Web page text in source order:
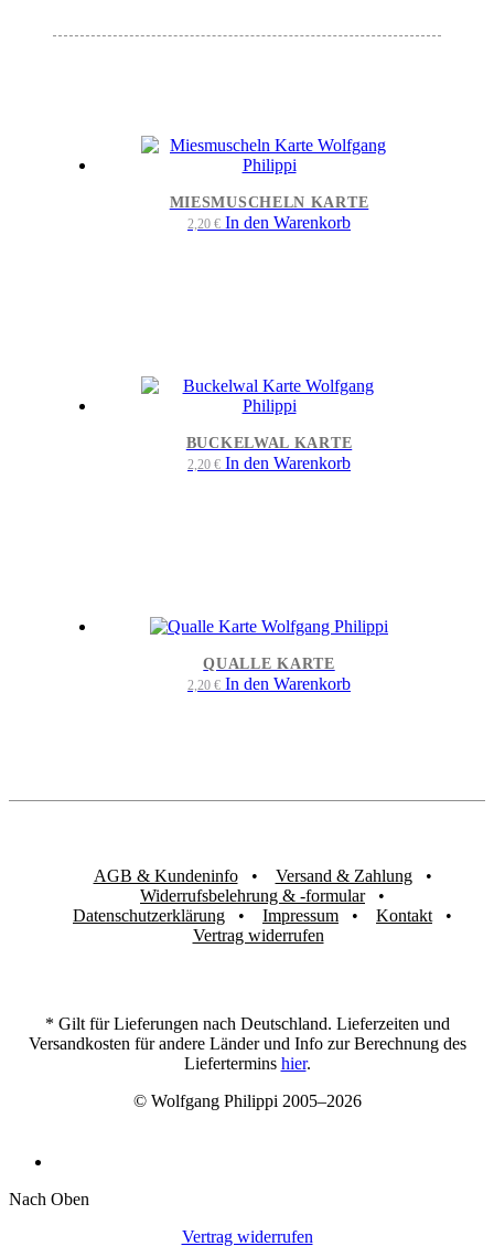
MIESMUSCHELN KARTE
2,20 € In den Warenkorb
BUCKELWAL KARTE
2,20 € In den Warenkorb
QUALLE KARTE
2,20 € In den Warenkorb
AGB & Kundeninfo
Versand & Zahlung
Widerrufsbelehrung & -formular
Datenschutzerklärung
Impressum
Kontakt
Vertrag widerrufen
* Gilt für Lieferungen nach Deutschland. Lieferzeiten und
Versandkosten für andere Länder und Info zur Berechnung des
Liefertermins hier.
© Wolfgang Philippi 2005–2026
Nach Oben
Vertrag widerrufen